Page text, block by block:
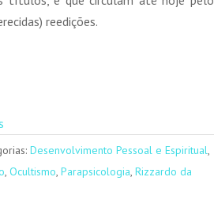
reedições.
Desenvolvimento Pessoal e Espiritual,
, Ocultismo, Parapsicologia, Rizzardo da